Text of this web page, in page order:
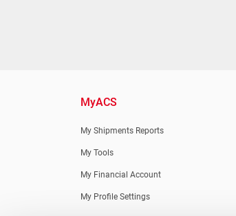
MyACS
My Shipments Reports
My Tools
My Financial Account
My Profile Settings